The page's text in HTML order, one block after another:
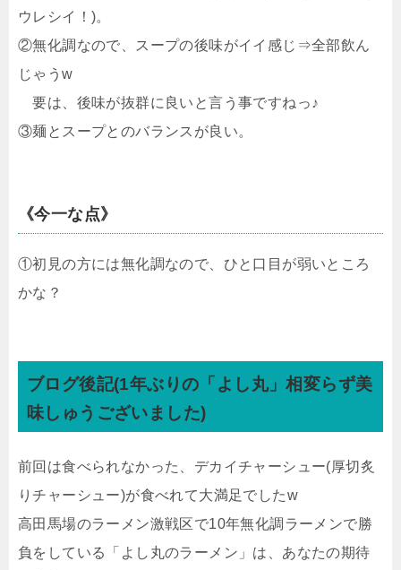
ウレシイ！)。
②無化調なので、スープの後味がイイ感じ⇒全部飲ん
じゃうw
要は、後味が抜群に良いと言う事ですねっ♪
③麺とスープとのバランスが良い。
《今一な点》
①初見の方には無化調なので、ひと口目が弱いところ
かな？
ブログ後記(1年ぶりの「よし丸」相変らず美
味しゅうございました)
前回は食べられなかった、デカイチャーシュー(厚切炙
りチャーシュー)が食べれて大満足でしたw
高田馬場のラーメン激戦区で10年無化調ラーメンで勝
負をしている「よし丸のラーメン」は、あなたの期待